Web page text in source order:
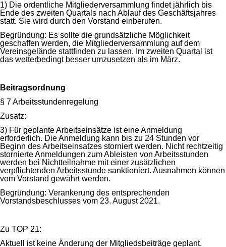
1) Die ordentliche Mitgliederversammlung findet jährlich bis
Ende des zweiten Quartals nach Ablauf des Geschäftsjahres
statt. Sie wird durch den Vorstand einberufen.
Begründung: Es sollte die grundsätzliche Möglichkeit
geschaffen werden, die Mitgliederversammlung auf dem
Vereinsgelände stattfinden zu lassen. Im zweiten Quartal ist
das wetterbedingt besser umzusetzen als im März.
Beitragsordnung
§ 7 Arbeitsstundenregelung
Zusatz:
3) Für geplante Arbeitseinsätze ist eine Anmeldung
erforderlich. Die Anmeldung kann bis zu 24 Stunden vor
Beginn des Arbeitseinsatzes storniert werden. Nicht rechtzeitig
stornierte Anmeldungen zum Ableisten von Arbeitsstunden
werden bei Nichtteilnahme mit einer zusätzlichen
verpflichtenden Arbeitsstunde sanktioniert. Ausnahmen können
vom Vorstand gewährt werden.
Begründung: Verankerung des entsprechenden
Vorstandsbeschlusses vom 23. August 2021.
Zu TOP 21:
Aktuell ist keine Änderung der Mitgliedsbeiträge geplant.